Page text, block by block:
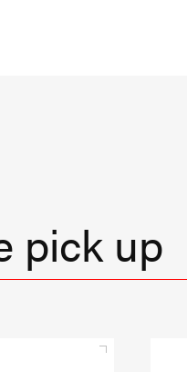
pick up